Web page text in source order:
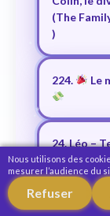
Nous utilisons des
mesurer l’audience du
Refuser
(The
)
224. Le
24. Léo –
qui a
geeks !